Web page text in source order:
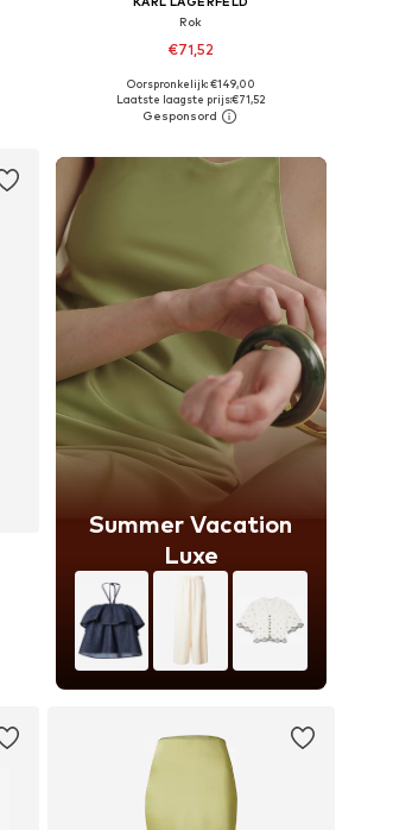
Rok
€71,52
Beschikbare maten: 36, 38, 40
In winkelmandje
Oorspronkelijk: €149,00
Laatste laagste prijs:€71,52
Summer Vacation
Luxe